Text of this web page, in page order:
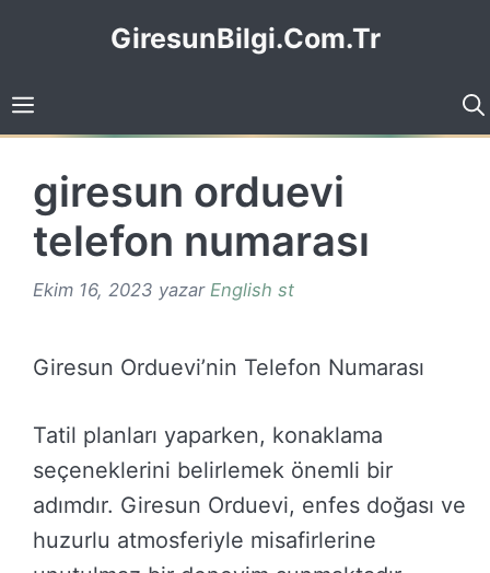
GiresunBilgi.Com.Tr
giresun orduevi
telefon numarası
Ekim 16, 2023 yazar English st
Giresun Orduevi’nin Telefon Numarası
Tatil planları yaparken, konaklama
seçeneklerini belirlemek önemli bir
adımdır. Giresun Orduevi, enfes doğası ve
huzurlu atmosferiyle misafirlerine